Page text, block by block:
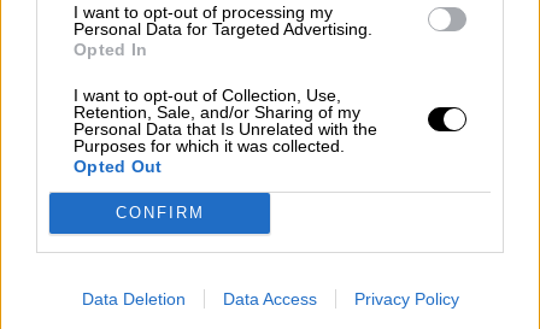
I want to opt-out of processing my
Personal Data for Targeted Advertising.
Opted In
I want to opt-out of Collection, Use,
Retention, Sale, and/or Sharing of my
Personal Data that Is Unrelated with the
Purposes for which it was collected.
Opted Out
CONFIRM
Data Deletion Data Access Privacy Policy
interesante de su generación . Durante algún